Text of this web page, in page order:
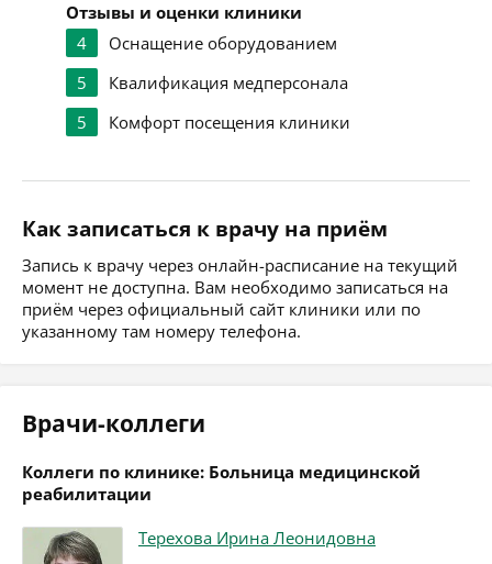
Отзывы и оценки клиники
4
Оснащение оборудованием
5
Квалификация медперсонала
5
Комфорт посещения клиники
Как записаться к врачу на приём
Запись к врачу через онлайн-расписание на текущий
момент не доступна. Вам необходимо записаться на
приём через официальный сайт клиники или по
указанному там номеру телефона.
Врачи-коллеги
Коллеги по клинике: Больница медицинской
реабилитации
Терехова Ирина Леонидовна